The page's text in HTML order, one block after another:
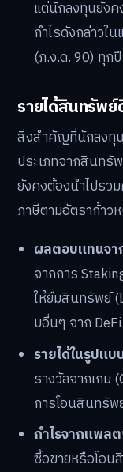
แต่นักลงทุนยัง
กำไรดังกล่าวใ
(ภ.ง.ด. 90) ทุกปี
รายได้สินทรัพ
สิ่งสำคัญที่นักลงทุน
ประเภทจากสินทรั
ยังคงต้องนำไปรว
ภาษีตามอัตราก้าว
ผลตอบแทนจา
จากการ
ให้ยืมสินทรัพย์
บอื่นๆ จาก DeFi
รายได้ในรูปแบ
รางวัลจากเกม
การโอนสินทรัพ
กำไรจากแพล
ซื้อขายหรือโอน